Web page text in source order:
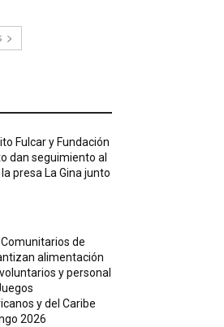
Fulcar y Fundación
dan seguimiento al
presa La Gina junto
de
alimentación
y personal
y del Caribe
2026